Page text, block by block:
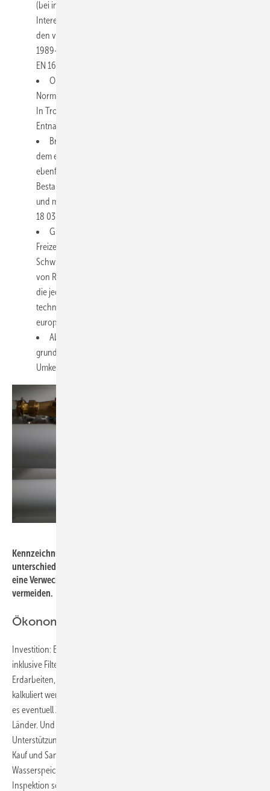
(bei intensiv begrünten Dächern besonders hoch) steht im
Interessenkonflikt zur Nutzung, da sich der Regenertrag um
den verdunsteten Anteil reduziert. Die technische Regel DIN
1989-1 ist zu beachten; als Ersatz ist die europaweit gültige DIN
EN 16 941-1 in Vorbereitung.
Oberflächenwasser aus Bach, Fluss oder See:
Normalerweise ist eine wasserrechtliche Erlaubnis erforderlich.
In Trockenzeiten drohen wie bei Trinkwasser
Entnahmeverbote.
Brunnenwasser: Das Fördern von Grundwasser, selbst auf
dem eigenen Grundstück, bedarf in den meisten Fällen
ebenfalls einer wasserrechtlichen Erlaubnis. Die gelösten
Bestandteile des Grundwassers sollten im Labor festgestellt
und mit den Grenzwerten für Rasenbewässerung gemäß DIN
18 035-2 verglichen werden.
Grauwasser: Herkunft in Sportstätten und
Freizeiteinrichtungen überwiegend von Duschen oder von
Schwimmbecken-Überläufen. Im Gegensatz zur Verwendung
von Regenwasser ist eine Aufbereitungstechnik erforderlich,
die jedoch in vorgefertigten Modulen verfügbar ist. Die
technische Regel fbr-H 202 gibt Hinweise; als Ersatz ist die
europaweit gültige DIN EN 16 941-2 in Vorbereitung.
Abwasser: Eine Aufbereitung zu Betriebswasser ist
grundsätzlich möglich. Die nötigen Verfahren, zum Beispiel
Umkehrosmose, sind aufwendig und teuer.
Kennzeichnung der nicht erdverlegten Leitungen, farblich
unterschiedlich gemäß Trinkwasserverordnung und DIN 1989, um
eine Verwechslung von Trinkwasser und Betriebswasser zu
vermeiden.
Ökonomische Betrachtung
Investition: Ein Speicher mit 120 m³ nutzbarem Wasservolumen
inklusive Filter und Pumpen, Lieferung und Montage, jedoch ohne
Erdarbeiten, muss mit mindestens 60 000 Euro zuzüglich MwSt.
kalkuliert werden. In den Bundesländern Hamburg und Bremen gibt
es eventuell Zuschüsse, ebenso in einigen Kommunen der anderen
Länder. Und bundesweit bieten die Landessportbünde ihre
Unterstützung an mit dem Förderprogramm „Sportstättenbau“ (Bau,
Kauf und Sanierung von Vereinssportanlagen inklusive
Wasserspeicher- und Bewässerungstechnik). Betriebskosten: Für
Inspektion sollte 1 %, für Wartung 3 % der Investition pro Jahr